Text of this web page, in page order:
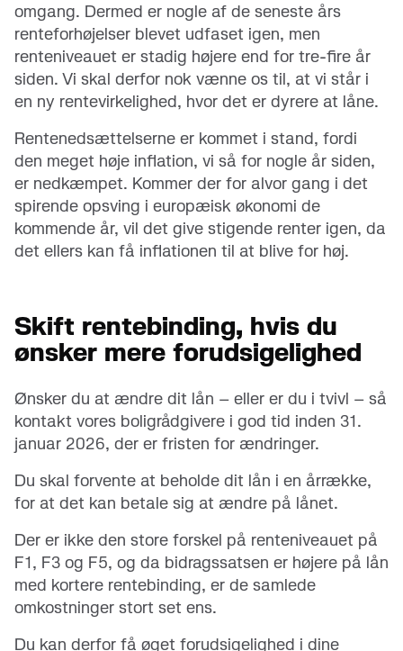
omgang. Dermed er nogle af de seneste års
renteforhøjelser blevet udfaset igen, men
renteniveauet er stadig højere end for tre-fire år
siden. Vi skal derfor nok vænne os til, at vi står i
en ny rentevirkelighed, hvor det er dyrere at låne.
Rentenedsættelserne er kommet i stand, fordi
den meget høje inflation, vi så for nogle år siden,
er nedkæmpet. Kommer der for alvor gang i det
spirende opsving i europæisk økonomi de
kommende år, vil det give stigende renter igen, da
det ellers kan få inflationen til at blive for høj.
Skift rentebinding, hvis du
ønsker mere forudsigelighed
Ønsker du at ændre dit lån – eller er du i tvivl – så
kontakt vores boligrådgivere i god tid inden 31.
januar 2026, der er fristen for ændringer.
Du skal forvente at beholde dit lån i en årrække,
for at det kan betale sig at ændre på lånet.
Der er ikke den store forskel på renteniveauet på
F1, F3 og F5, og da bidragssatsen er højere på lån
med kortere rentebinding, er de samlede
omkostninger stort set ens.
Du kan derfor få øget forudsigelighed i dine